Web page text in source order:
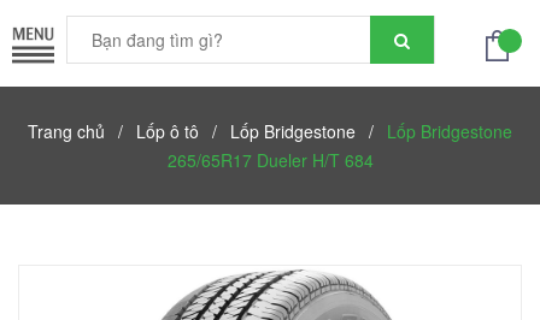
Trang chủ / Lốp ô tô / Lốp Bridgestone / Lốp Bridgestone
265/65R17 Dueler H/T 684